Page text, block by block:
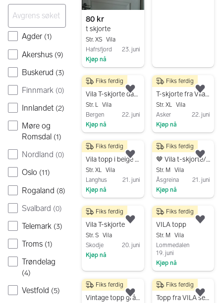
Agder (1)
Akershus (9)
Buskerud (3)
Finnmark (0)
Innlandet (2)
Møre og
Romsdal (1)
Nordland (0)
Oslo (11)
Rogaland (8)
Svalbard (0)
Telemark (3)
Troms (1)
Trøndelag
(4)
Vestfold (5)
80 kr
t skjorte
Str. XS Vila
Hafrsfjord
23. juni
Kjøp nå
295 kr
Vila T-skjorte dame L oransje bomull/ modal.
Str. L Vila
Bergen
22. juni
Kjøp nå
Fiks ferdig
Legg til som favoritt.
150 kr
T-skjorte fra Vila, str XL
Str. XL Vila
Asker
22. juni
Kjøp nå
Fiks ferdig
80 kr
Vila topp i beige og brun mønstret, str xl. Rett modell. Merkelapp henger på
Str. XL Vila
Langhus
21. juni
Kjøp nå
Fiks ferdig
Legg til som favoritt.
120 kr
🤎 Vila t-skjorte/bluse – NY med lapp
Str. M
Vila
Åsgreina
21. juni
Kjøp nå
Fiks ferdig
150 kr
Vila T-skjorte
Str. S Vila
Skodje
20. juni
Kjøp nå
Fiks ferdig
Legg til som favoritt.
Gå til annonsen
200 kr
VILA topp
Str. M
Vila
Lommedalen
19. juni
Kjøp nå
Fiks ferdig
350 kr
Vintage topp grå viskose
Fiks ferdig
Legg til som favoritt.
75 kr
Topp fra VILA selges
Fiks ferdig